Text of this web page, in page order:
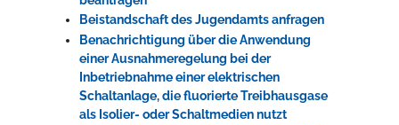
Beistandschaft des Jugendamts anfragen
Benachrichtigung über die Anwendung
einer Ausnahmeregelung bei der
Inbetriebnahme einer elektrischen
Schaltanlage, die fluorierte Treibhausgase
als Isolier- oder Schaltmedien nutzt